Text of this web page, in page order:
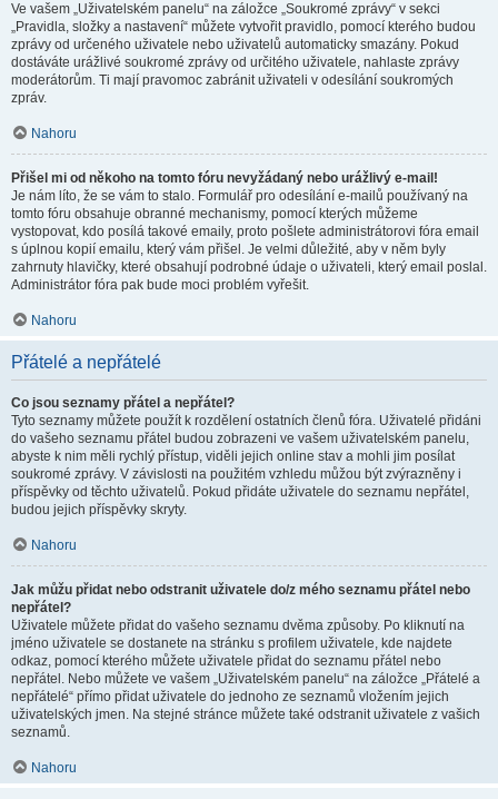
Ve vašem „Uživatelském panelu“ na záložce „Soukromé zprávy“ v sekci
„Pravidla, složky a nastavení“ můžete vytvořit pravidlo, pomocí kterého budou
zprávy od určeného uživatele nebo uživatelů automaticky smazány. Pokud
dostáváte urážlivé soukromé zprávy od určitého uživatele, nahlaste zprávy
moderátorům. Ti mají pravomoc zabránit uživateli v odesílání soukromých
zpráv.
Nahoru
Přišel mi od někoho na tomto fóru nevyžádaný nebo urážlivý e-mail!
Je nám líto, že se vám to stalo. Formulář pro odesílání e-mailů používaný na
tomto fóru obsahuje obranné mechanismy, pomocí kterých můžeme
vystopovat, kdo posílá takové emaily, proto pošlete administrátorovi fóra email
s úplnou kopií emailu, který vám přišel. Je velmi důležité, aby v něm byly
zahrnuty hlavičky, které obsahují podrobné údaje o uživateli, který email poslal.
Administrátor fóra pak bude moci problém vyřešit.
Nahoru
Přátelé a nepřátelé
Co jsou seznamy přátel a nepřátel?
Tyto seznamy můžete použít k rozdělení ostatních členů fóra. Uživatelé přidáni
do vašeho seznamu přátel budou zobrazeni ve vašem uživatelském panelu,
abyste k nim měli rychlý přístup, viděli jejich online stav a mohli jim posílat
soukromé zprávy. V závislosti na použitém vzhledu můžou být zvýrazněny i
příspěvky od těchto uživatelů. Pokud přidáte uživatele do seznamu nepřátel,
budou jejich příspěvky skryty.
Nahoru
Jak můžu přidat nebo odstranit uživatele do/z mého seznamu přátel nebo
nepřátel?
Uživatele můžete přidat do vašeho seznamu dvěma způsoby. Po kliknutí na
jméno uživatele se dostanete na stránku s profilem uživatele, kde najdete
odkaz, pomocí kterého můžete uživatele přidat do seznamu přátel nebo
nepřátel. Nebo můžete ve vašem „Uživatelském panelu“ na záložce „Přátelé a
nepřátelé“ přímo přidat uživatele do jednoho ze seznamů vložením jejich
uživatelských jmen. Na stejné stránce můžete také odstranit uživatele z vašich
seznamů.
Nahoru